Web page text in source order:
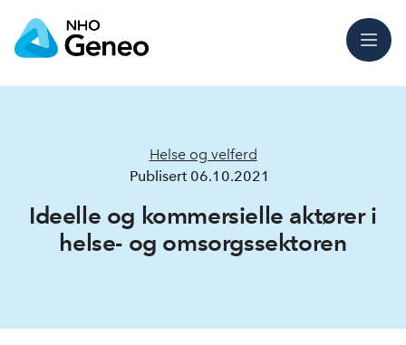
Meny
Helse og velferd
Publisert 06.10.2021
Ideelle og kommersielle aktører i
helse- og omsorgssektoren